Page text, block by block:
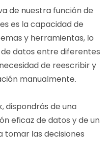
de nuestra función de
es la capacidad de
y herramientas, lo
datos entre diferentes
de reescribir y
manualmente.
dispondrás de una
eficaz de datos y de un
tomar las decisiones